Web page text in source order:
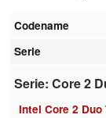
Codename
Serie
Serie: Core 2
Intel Core 2 Duo